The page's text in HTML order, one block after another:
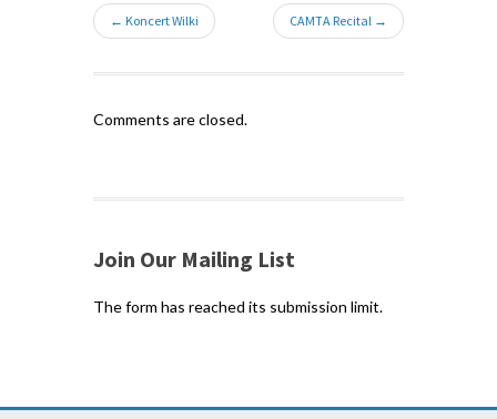
← Koncert Wilki CAMTA Recital →
Comments are closed.
Join Our Mailing List
The form has reached its submission limit.